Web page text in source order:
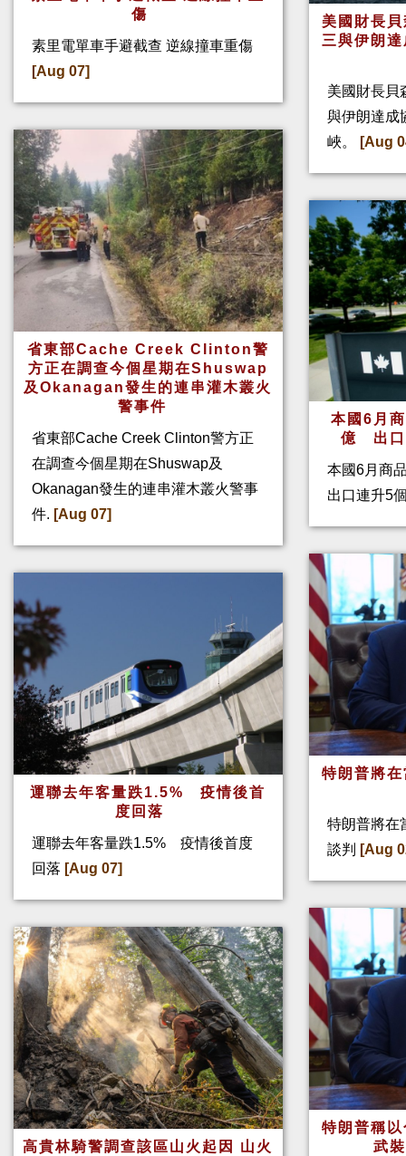
傷
素里電單車手避截查 逆線撞車重傷
[Aug 07]
省東部Cache Creek Clinton警
方正在調查今個星期在Shuswap
及Okanagan發生的連串灌木叢火
警事件
省東部Cache Creek Clinton警方正
在調查今個星期在Shuswap及
Okanagan發生的連串灌木叢火警事
件. [Aug 07]
運聯去年客量跌1.5% 疫情後首
度回落
運聯去年客量跌1.5% 疫情後首度
回落 [Aug 07]
高貴林騎警調查該區山火起因 山火
美國財長
三與伊朗
美國財長貝
與伊朗達成
峽。
[Aug
本國6月
億 出口
本國6月商
出口連升5
特朗普將
特朗普將在
談判
[Aug
特朗普稱
武